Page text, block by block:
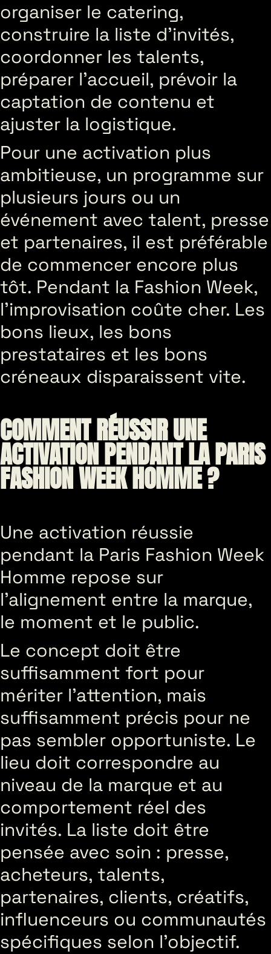
organiser le catering,
construire la liste d’invités,
coordonner les talents,
préparer l’accueil, prévoir la
captation de contenu et
ajuster la logistique.
Pour une activation plus
ambitieuse, un programme sur
plusieurs jours ou un
événement avec talent, presse
et partenaires, il est préférable
de commencer encore plus
tôt. Pendant la Fashion Week,
l’improvisation coûte cher. Les
bons lieux, les bons
prestataires et les bons
créneaux disparaissent vite.
COMMENT RÉUSSIR UNE
ACTIVATION PENDANT LA PARIS
FASHION WEEK HOMME ?
Une activation réussie
pendant la Paris Fashion Week
Homme repose sur
l’alignement entre la marque,
le moment et le public.
Le concept doit être
suffisamment fort pour
mériter l’attention, mais
suffisamment précis pour ne
pas sembler opportuniste. Le
lieu doit correspondre au
niveau de la marque et au
comportement réel des
invités. La liste doit être
pensée avec soin : presse,
acheteurs, talents,
partenaires, clients, créatifs,
influenceurs ou communautés
spécifiques selon l’objectif.